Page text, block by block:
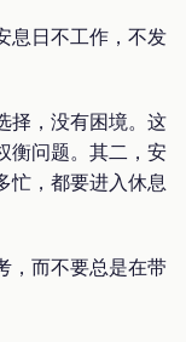
息日不工作，不发
择，没有困境。这
衡问题。其二，安
忙，都要进入休息
，而不要总是在带